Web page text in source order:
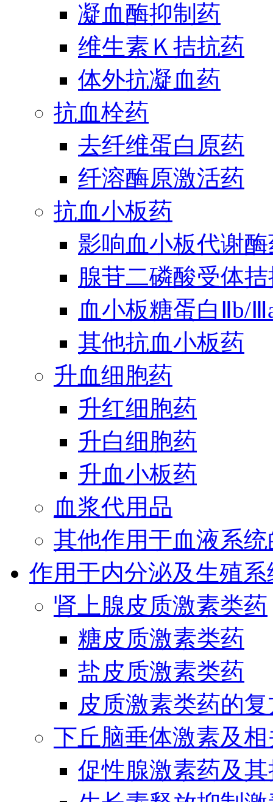
凝血酶抑制药
维生素Ｋ拮抗药
体外抗凝血药
抗血栓药
去纤维蛋白原药
纤溶酶原激活药
抗血小板药
影响血小板代谢
腺苷二磷酸受体
血小板糖蛋白Ⅱb/
其他抗血小板药
升血细胞药
升红细胞药
升白细胞药
升血小板药
血浆代用品
其他作用于血液系
作用于内分泌及生殖
肾上腺皮质激素类药
糖皮质激素类药
盐皮质激素类药
皮质激素类药的
下丘脑垂体激素及
促性腺激素药及